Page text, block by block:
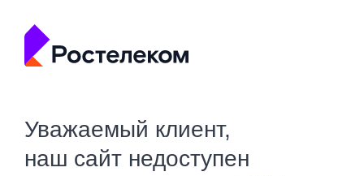
Уважаемый клиент,
наш сайт недоступен